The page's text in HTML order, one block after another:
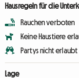
Hausregeln für die
Rauchen verboten
Keine Haustiere
Partys nicht erlaubt
Lage